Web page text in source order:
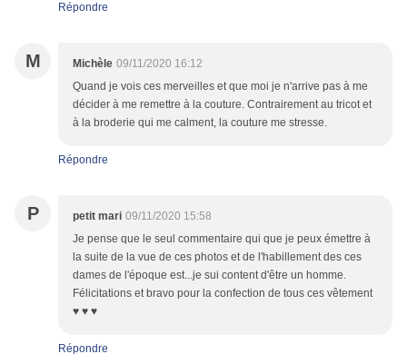
Répondre
M Michèle 09/11/2020 16:12
Quand je vois ces merveilles et que moi je n'arrive pas à me
décider à me remettre à la couture. Contrairement au tricot et
à la broderie qui me calment, la couture me stresse.
Répondre
P petit mari 09/11/2020 15:58
Je pense que le seul commentaire qui que je peux émettre à
la suite de la vue de ces photos et de l'habillement des ces
dames de l'époque est...je sui content d'être un homme.
Félicitations et bravo pour la confection de tous ces vêtement
♥ ♥ ♥
Répondre